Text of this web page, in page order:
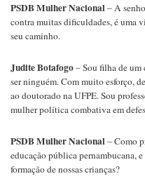
PSDB Mulher Nacional– A
contra muitas dificuldades, é uma
seu caminho.
Judite Botafogo– Sou filha de um
ser ninguém. Com muito esforço,
ao doutorado na UFPE. Sou
mulher política combativa em
PSDB Mulher Nacional– Como
educação pública pernambucana,
formação de nossas crianças?